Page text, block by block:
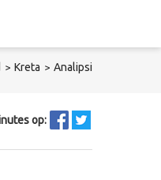
Kreta Analipsi
op: